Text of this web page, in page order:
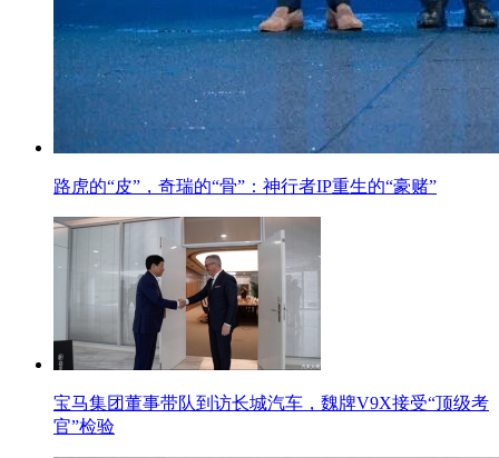
路虎的“皮”，奇瑞的“骨”：神行者IP重生的“豪赌”
宝马集团董事带队到访长城汽车，魏牌V9X接受“顶级考
官”检验